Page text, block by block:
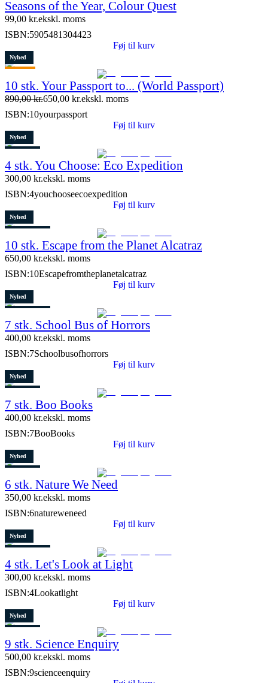
Seasons of the Year, Colour Quest
99,00 kr.ekskl. moms
ISBN:5905481304423
Føj til kurv
Nyhed
Restparti
9 stk. tilbage
10 stk. Your Passport to... (World Passport)
890,00kr.650,00 kr.ekskl. moms
ISBN:10yourpassport
Føj til kurv
Nyhed
7 stk. tilbage
4 stk. You Choose: Eco Expedition
300,00 kr.ekskl. moms
ISBN:4youchooseecoexpedition
Føj til kurv
Nyhed
10 stk. Escape from the Planet Alcatraz
650,00 kr.ekskl. moms
ISBN:10Escapefromtheplanetalcatraz
Føj til kurv
Nyhed
7 stk. School Bus of Horrors
400,00 kr.ekskl. moms
ISBN:7Schoolbusofhorrors
Føj til kurv
Nyhed
2 stk. tilbage
7 stk. Boo Books
400,00 kr.ekskl. moms
ISBN:7BooBooks
Føj til kurv
Nyhed
8 stk. tilbage
6 stk. Nature We Need
350,00 kr.ekskl. moms
ISBN:6natureweneed
Føj til kurv
Nyhed
4 stk. Let's Look at Light
300,00 kr.ekskl. moms
ISBN:4Lookatlight
Føj til kurv
Nyhed
10 stk. tilbage
9 stk. Science Enquiry
500,00 kr.ekskl. moms
ISBN:9scienceenquiry